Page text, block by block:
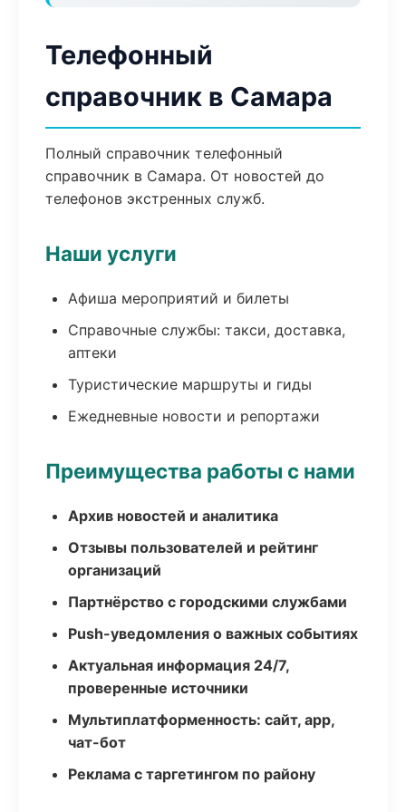
Телефонный
справочник в Самара
Полный справочник телефонный
справочник в Самара. От новостей до
телефонов экстренных служб.
Наши услуги
Афиша мероприятий и билеты
Справочные службы: такси, доставка,
аптеки
Туристические маршруты и гиды
Ежедневные новости и репортажи
Преимущества работы с нами
Архив новостей и аналитика
Отзывы пользователей и рейтинг
организаций
Партнёрство с городскими службами
Push-уведомления о важных событиях
Актуальная информация 24/7,
проверенные источники
Мультиплатформенность: сайт, app,
чат-бот
Реклама с таргетингом по району